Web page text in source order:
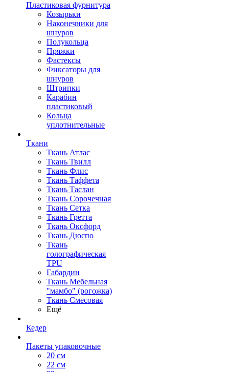
Пластиковая фурнитура
Козырьки
Наконечники для
шнуров
Полукольца
Пряжки
Фастексы
Фиксаторы для
шнуров
Штрипки
Карабин
пластиковый
Кольца
уплотнительные
Ткани
Ткань Атлас
Ткань Твилл
Ткань Флис
Ткань Таффета
Ткань Таслан
Ткань Сорочечная
Ткань Сетка
Ткань Гретта
Ткань Оксфорд
Ткань Дюспо
Ткань
голографическая
TPU
Габардин
Ткань Мебельная
"мамбо" (рогожка)
Ткань Смесовая
Ещё
Кедер
Пакеты упаковочные
20 см
22 см